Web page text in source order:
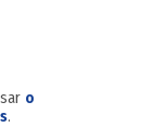
o
.